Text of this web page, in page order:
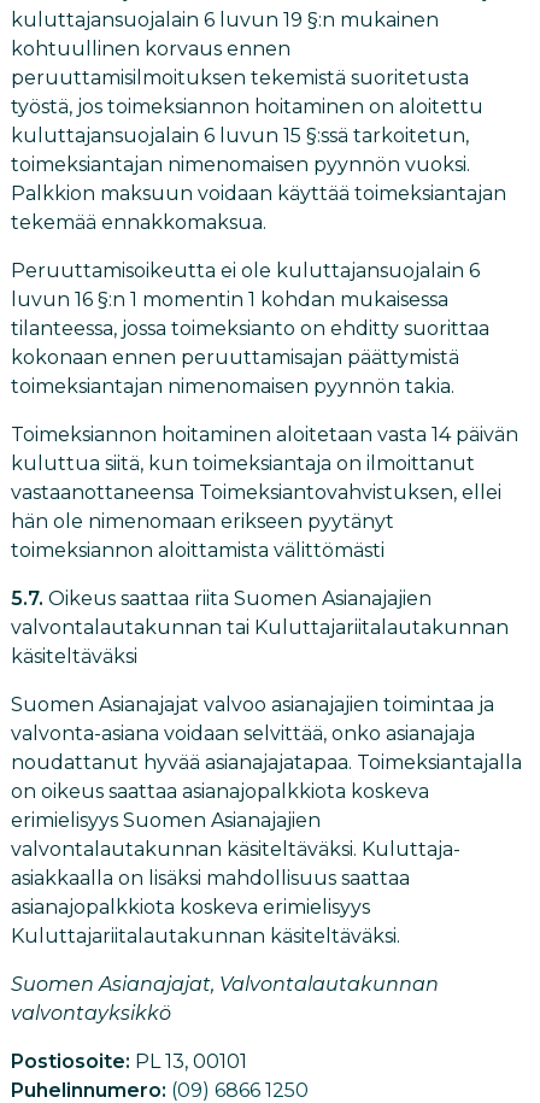
kuluttajansuojalain 6 luvun 19 §:n mukainen
kohtuullinen korvaus ennen
peruuttamisilmoituksen tekemistä suoritetusta
työstä, jos toimeksiannon hoitaminen on aloitettu
kuluttajansuojalain 6 luvun 15 §:ssä tarkoitetun,
toimeksiantajan nimenomaisen pyynnön vuoksi.
Palkkion maksuun voidaan käyttää toimeksiantajan
tekemää ennakkomaksua.
Peruuttamisoikeutta ei ole kuluttajansuojalain 6
luvun 16 §:n 1 momentin 1 kohdan mukaisessa
tilanteessa, jossa toimeksianto on ehditty suorittaa
kokonaan ennen peruuttamisajan päättymistä
toimeksiantajan nimenomaisen pyynnön takia.
Toimeksiannon hoitaminen aloitetaan vasta 14 päivän
kuluttua siitä, kun toimeksiantaja on ilmoittanut
vastaanottaneensa Toimeksiantovahvistuksen, ellei
hän ole nimenomaan erikseen pyytänyt
toimeksiannon aloittamista välittömästi
5.7. Oikeus saattaa riita Suomen Asianajajien
valvontalautakunnan tai Kuluttajariitalautakunnan
käsiteltäväksi
Suomen Asianajajat valvoo asianajajien toimintaa ja
valvonta-asiana voidaan selvittää, onko asianajaja
noudattanut hyvää asianajajatapaa. Toimeksiantajalla
on oikeus saattaa asianajopalkkiota koskeva
erimielisyys Suomen Asianajajien
valvontalautakunnan käsiteltäväksi. Kuluttaja-
asiakkaalla on lisäksi mahdollisuus saattaa
asianajopalkkiota koskeva erimielisyys
Kuluttajariitalautakunnan käsiteltäväksi.
Suomen Asianajajat, Valvontalautakunnan
valvontayksikkö
Postiosoite: PL 13, 00101
Puhelinnumero: (09) 6866 1250